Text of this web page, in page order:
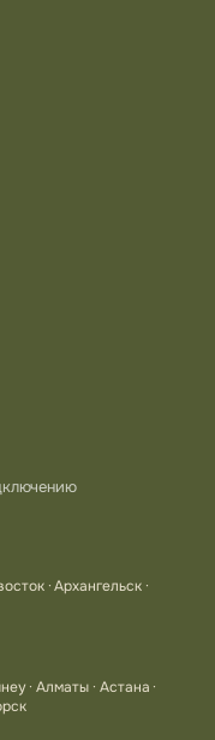
· Архангельск ·
· Алматы · Астана ·